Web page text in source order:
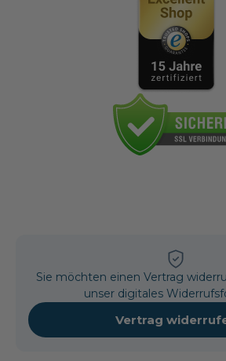
Sie möchten einen Vertrag
unser digitales
Vertrag